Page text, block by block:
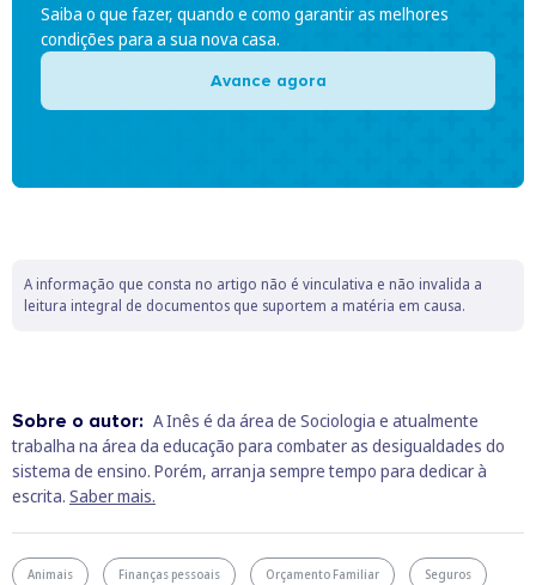
Saiba o que fazer, quando e como garantir as melhores
condições para a sua nova casa.
Avance agora
A informação que consta no artigo não é vinculativa e não invalida a
leitura integral de documentos que suportem a matéria em causa.
Sobre o autor: A Inês é da área de Sociologia e atualmente
trabalha na área da educação para combater as desigualdades do
sistema de ensino. Porém, arranja sempre tempo para dedicar à
escrita. Saber mais.
Animais Finanças pessoais Orçamento Familiar Seguros